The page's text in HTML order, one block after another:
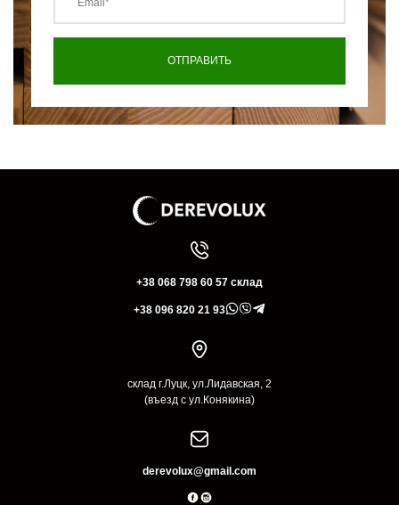
+38 068 798 60 57 склад
+38 096 820 21 93
склад г.Луцк, ул.Лидавская, 2
(въезд с ул.Конякина)
derevolux@gmail.com